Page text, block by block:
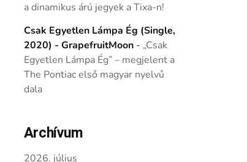
a dinamikus árú jegyek a Tixa-n!
Csak Egyetlen Lámpa Ég (Single,
2020) - GrapefruitMoon- „Csak
Egyetlen Lámpa Ég” – megjelent a
The Pontiac első magyar nyelvű
dala
Archívum
2026. július